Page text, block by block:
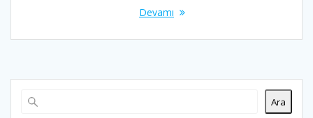
Devamı
Ara